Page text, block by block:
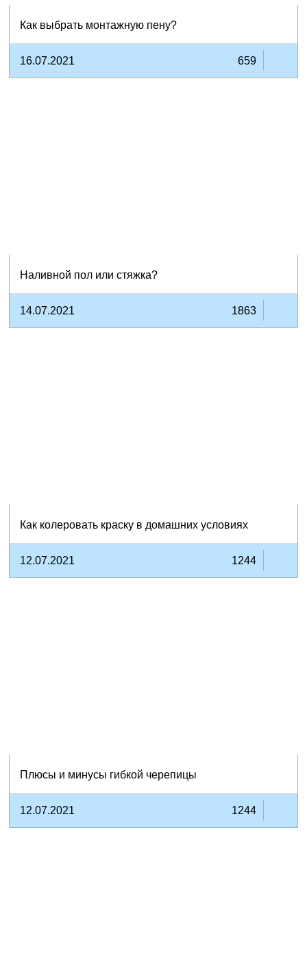
Как выбрать монтажную пену?
16.07.2021 659
Наливной пол или стяжка?
14.07.2021 1863
Как колеровать краску в домашних условиях
12.07.2021 1244
Плюсы и минусы гибкой черепицы
12.07.2021 1244